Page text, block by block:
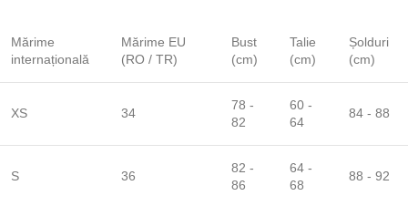
Mărime
internațională
Mărime EU
(RO / TR)
Bust
(cm)
Talie
(cm)
Șolduri
(cm)
XS 34
78 -
82
60 -
64
84 - 88
S 36
82 -
86
64 -
68
88 - 92